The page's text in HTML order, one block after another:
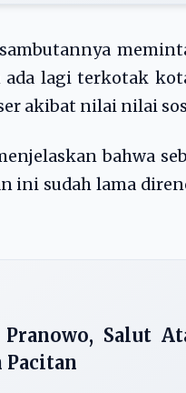
ada lagi terkotak
akibat nilai nilai
bahwa
ini sudah lama
Salut
Pacitan